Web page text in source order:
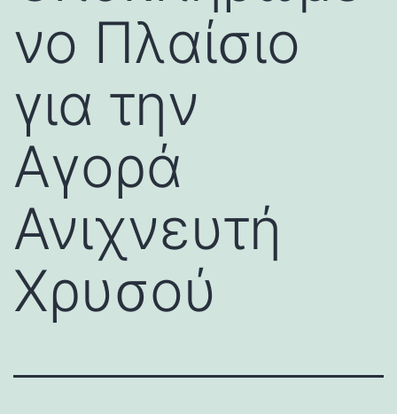
νο Πλαίσιο
για την
Αγορά
Ανιχνευτή
Χρυσού